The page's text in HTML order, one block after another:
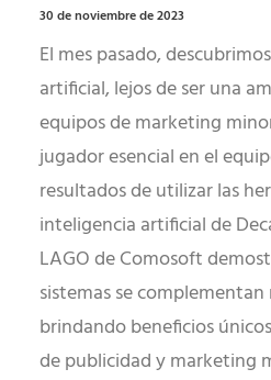
30 de noviembre de 2023
El mes pasado,
artificial, lejos de ser una
equipos de marketing
jugador esencial en el
resultados de utilizar las
inteligencia artificial de
LAGO de Comosoft
sistemas se
brindando beneficios
de publicidad y marketing